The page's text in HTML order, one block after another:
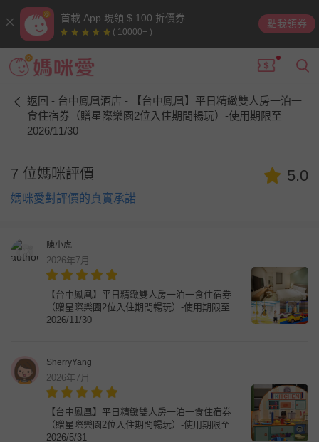
首載 App 現領 $ 100 折價券
( 10000+ )
點我領券
返回 - 台中鳳凰酒店 - 【台中鳳凰】平日精緻雙人房一泊一
食住宿券（贈星際樂園2位入住期間暢玩）-使用期限至
2026/11/30
7 位媽咪評價
媽咪愛對評價的真實承諾
5.0
陳小虎
2026年7月
【台中鳳凰】平日精緻雙人房一泊一食住宿券
（贈星際樂園2位入住期間暢玩）-使用期限至
2026/11/30
SherryYang
2026年7月
【台中鳳凰】平日精緻雙人房一泊一食住宿券
（贈星際樂園2位入住期間暢玩）-使用期限至
2026/5/31